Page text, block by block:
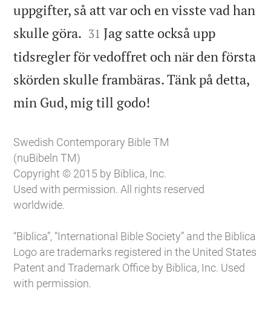
uppgifter, så att var och en visste vad han
skulle göra. 

31 Jag satte också upp
tidsregler för vedoffret och när den första
skörden skulle frambäras. Tänk på detta,
min Gud, mig till godo!
Swedish Contemporary Bible TM
(nuBibeln TM)
Copyright © 2015 by Biblica, Inc.
Used with permission. All rights reserved
worldwide.
“Biblica”, “International Bible Society” and the Biblica
Logo are trademarks registered in the United States
Patent and Trademark Office by Biblica, Inc. Used
with permission.